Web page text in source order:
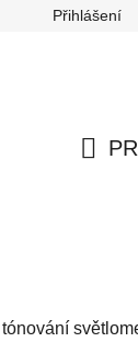
Reklamace
Přihlášení